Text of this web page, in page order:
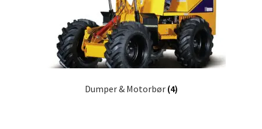
Medlemmer
Dumper & Motorbør (4)